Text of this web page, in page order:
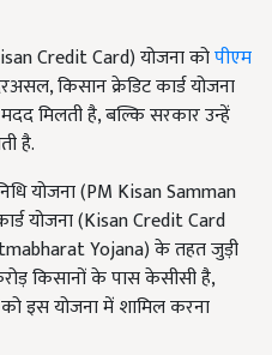
Credit Card) योजना कोपीएम
किसान क्रेडिट कार्ड योजना
मिलती है, बल्कि सरकार उन्हें
है.
योजना (PM Kisan Samman
योजना (Kisan Credit Card
Yojana) के तहत जुड़ी
किसानों के पास केसीसी है,
इस योजना में शामिल करना